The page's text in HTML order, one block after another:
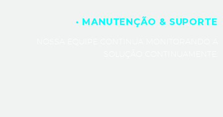
· MANUTENÇÃO & SUPORTE